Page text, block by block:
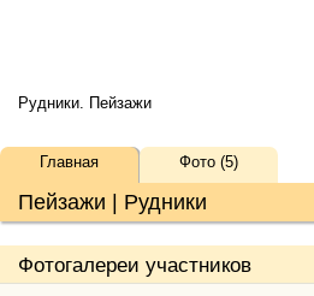
Рудники. Пейзажи
Пейзажи | Рудники
Главная Фото (5)
Фотогалереи участников